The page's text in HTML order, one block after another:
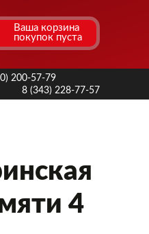
Ваша корзина
покупок пуста
200-57-79
8 (343) 228-77-57
4